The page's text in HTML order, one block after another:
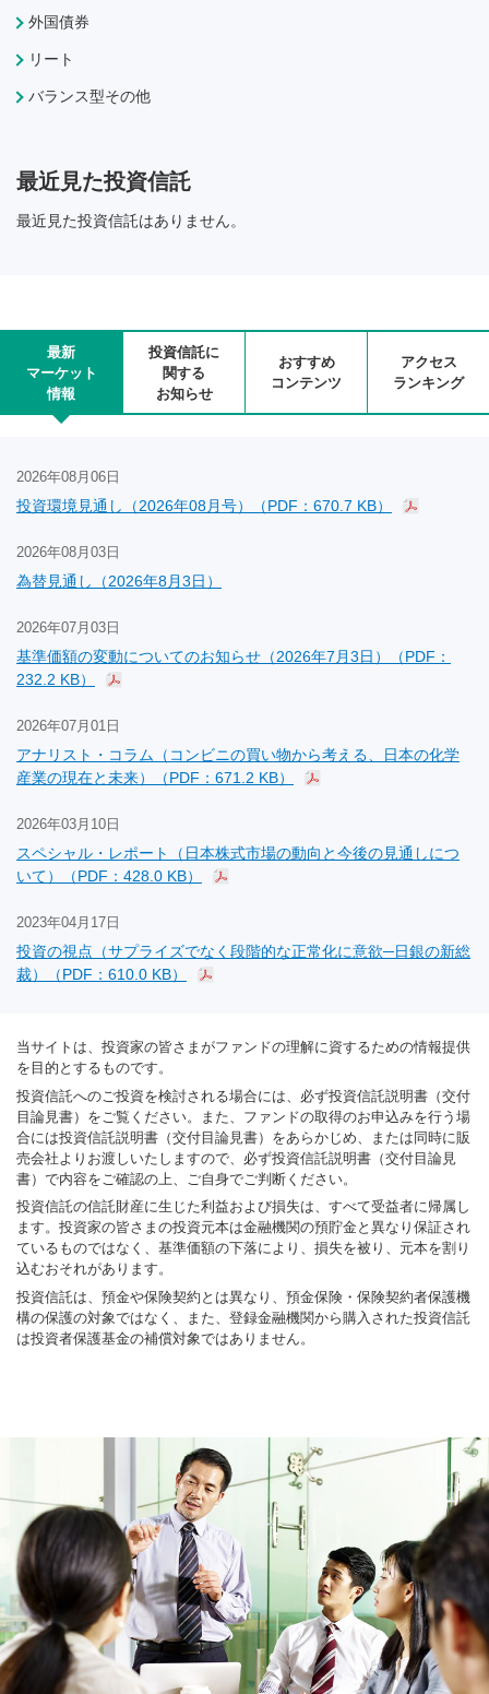
外国債券
リート
バランス型その他
最近見た投資信託
最近見た投資信託はありません。
最新
マーケット
情報
投資信託に
関する
お知らせ
おすすめ
コンテンツ
アクセス
ランキング
2026年08月06日
投資環境見通し（2026年08月号）（PDF：670.7 KB）
2026年08月03日
為替見通し（2026年8月3日）
2026年07月03日
基準価額の変動についてのお知らせ（2026年7月3日）（PDF：
232.2 KB）
2026年07月01日
アナリスト・コラム（コンビニの買い物から考える、日本の化学
産業の現在と未来）（PDF：671.2 KB）
2026年03月10日
スペシャル・レポート（日本株式市場の動向と今後の見通しにつ
いて）（PDF：428.0 KB）
2023年04月17日
投資の視点（サプライズでなく段階的な正常化に意欲─日銀の新総
裁）（PDF：610.0 KB）
当サイトは、投資家の皆さまがファンドの理解に資するための情報提供
を目的とするものです。
投資信託へのご投資を検討される場合には、必ず投資信託説明書（交付
目論見書）をご覧ください。また、ファンドの取得のお申込みを行う場
合には投資信託説明書（交付目論見書）をあらかじめ、または同時に販
売会社よりお渡しいたしますので、必ず投資信託説明書（交付目論見
書）で内容をご確認の上、ご自身でご判断ください。
投資信託の信託財産に生じた利益および損失は、すべて受益者に帰属し
ます。投資家の皆さまの投資元本は金融機関の預貯金と異なり保証され
ているものではなく、基準価額の下落により、損失を被り、元本を割り
込むおそれがあります。
投資信託は、預金や保険契約とは異なり、預金保険・保険契約者保護機
構の保護の対象ではなく、また、登録金融機関から購入された投資信託
は投資者保護基金の補償対象ではありません。